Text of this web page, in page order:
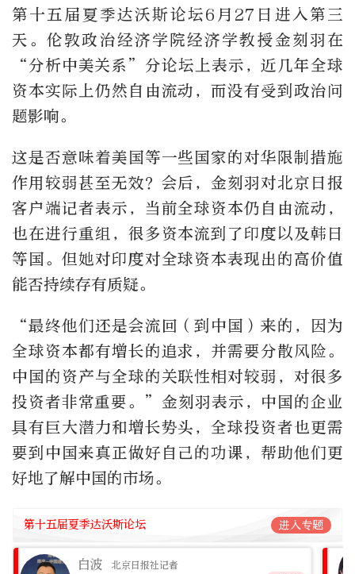
第十五届夏季达沃斯论坛6 月 27 日进入第三
天。伦敦政治经济学院经济学教授金刻羽在
“分析中美关系”分论坛上表示，近几年全球
资本实际上仍然自由流动，而没有受到政治问
题影响。
这是否意味着美国等一些国家的对华限制措施
作用较弱甚至无效？会后，金刻羽对北京日报
客户端记者表示，当前全球资本仍自由流动，
也在进行重组，很多资本流到了印度以及韩日
等国。但她对印度对全球资本表现出的高价值
能否持续存有质疑。
“最终他们还是会流回（到中国）来的，因为
全球资本都有增长的追求，并需要分散风险。
中国的资产与全球的关联性相对较弱，对很多
投资者非常重要。”金刻羽表示，中国的企业
具有巨大潜力和增长势头，全球投资者也更需
要到中国来真正做好自己的功课，帮助他们更
好地了解中国的市场。
第十五届夏季达沃斯论坛 进入专题
白波 北京日报社记者